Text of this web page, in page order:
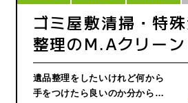
ゴミ屋敷清掃・特
整理のM.Aクリーン
遺品整理をしたいけれど何から
⼿をつけたら良いのか分からな